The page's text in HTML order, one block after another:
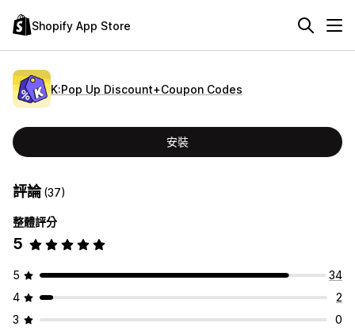
Shopify App Store
K:Pop Up Discount+Coupon Codes
安裝
評論(37)
整體評分
5
5
34
4
2
3
0